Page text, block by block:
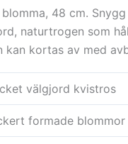
48 cm.
naturtrogen som
kan kortas av med
välgjord kvistros
formade blommor